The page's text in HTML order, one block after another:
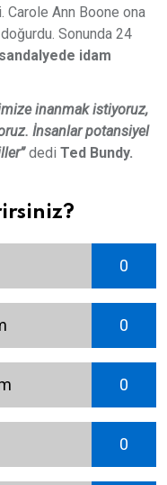
Carole Ann Boone ona
Sonunda 24
idam
inanmak istiyoruz,
İnsanlar potansiyel
dedi Ted Bundy.
0
0
0
0